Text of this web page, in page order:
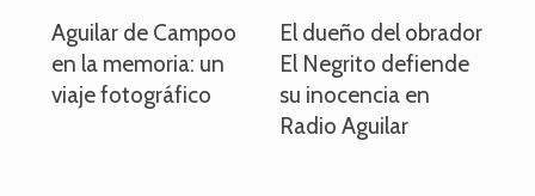
Aguilar de Campoo
en la memoria: un
viaje fotográfico
El dueño del obrador
El Negrito defiende
su inocencia en
Radio Aguilar